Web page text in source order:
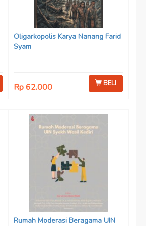
Oligarkopolis Karya Nanang Farid
Syam
Rp 62.000 BELI
Rumah Moderasi Beragama UIN